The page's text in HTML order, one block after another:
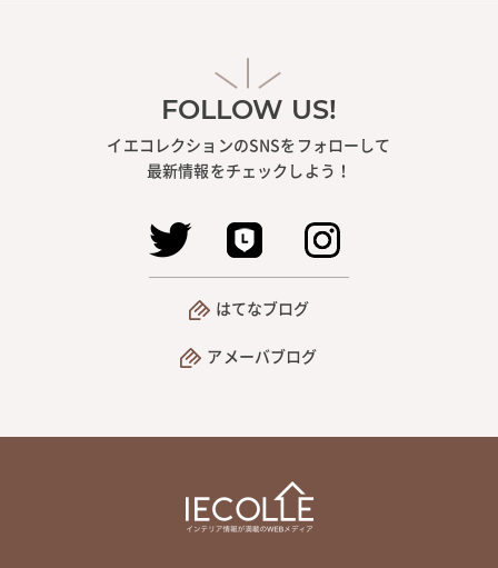
FOLLOW US!
イエコレクションのSNSをフォローして
最新情報をチェックしよう！
はてなブログ
アメーバブログ